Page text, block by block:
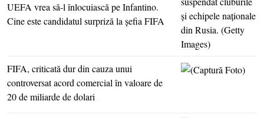
UEFA vrea să-l înlocuiască pe Infantino.
Cine este candidatul surpriză la şefia FIFA
FIFA, criticată dur din cauza unui
controversat acord comercial în valoare de
20 de miliarde de dolari